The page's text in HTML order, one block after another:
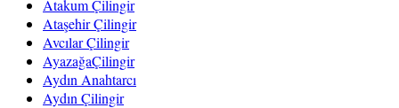
Atakum Çilingir
Ataşehir Çilingir
Avcılar Çilingir
AyazağaÇilingir
Aydın Anahtarcı
Aydın Çilingir